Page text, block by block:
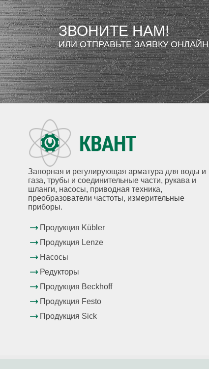
ЗВОНИТЕ НАМ!
ИЛИ ОТПРАВЬТЕ ЗАЯВКУ ОНЛАЙН
Запорная и регулирующая арматура для воды и
газа, трубы и соединительные части, рукава и
шланги, насосы, приводная техника,
преобразователи частоты, измерительные
приборы.
Продукция Kübler
Продукция Lenze
Насосы
Редукторы
Продукция Beckhoff
Продукция Festo
Продукция Sick